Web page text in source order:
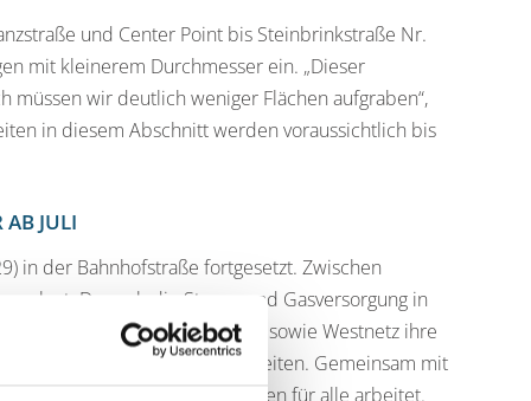
und Center Point bis Steinbrinkstraße Nr.
mit kleinerem Durchmesser ein. „Dieser
wir deutlich weniger Flächen aufgraben“,
in diesem Abschnitt werden voraussichtlich bis
AB JULI
in der Bahnhofstraße fortgesetzt. Zwischen
Da auch die Strom- und Gasversorgung in
Oberhausen AG (EVO) sowie Westnetz ihre
aufmacht, bündeln wir die Arbeiten. Gemeinsam mit
nur ein Tiefbauunternehmen für alle arbeitet.